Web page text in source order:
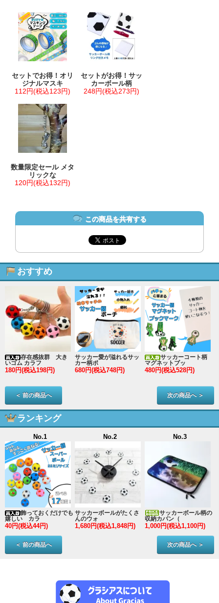
セットでお得！オリ
ジナルマスキ
112円(税込123円)
セットがお得！サッ
カーボール柄
248円(税込273円)
数量限定セール メタ
リックな
120円(税込132円)
この商品を共有する
おすすめ
存在感抜群 大き
いゴム カラフ
180円(税込198円)
サッカー愛が溢れるサッ
カー柄ポ
680円(税込748円)
サッカーコート柄
マグネットブッ
480円(税込528円)
＜ 前の商品へ 次の商品へ ＞
ランキング
No.1
飾っておくだけでも
嬉しい カラ
40円(税込44円)
No.2
サッカーボールがたくさ
んのウォ
1,680円(税込1,848円)
No.3
サッカーボール柄の
収納カバン（
1,000円(税込1,100円)
＜ 前の商品へ 次の商品へ ＞